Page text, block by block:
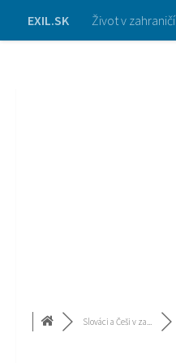
EXIL.SK Život v zahraničí
Slováci a Češi v za...